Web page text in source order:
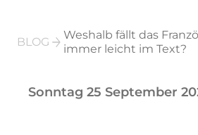
BLOG
Weshalb fällt das
immer leicht im Text?
Sonntag 25 September